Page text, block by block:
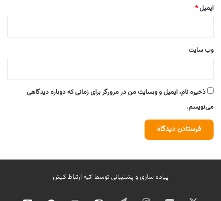
ایمیل*
وب‌ سایت
ذخیره نام، ایمیل و وبسایت من در مرورگر برای زمانی که دوباره دیدگاهی
می‌نویسم.
پیاده سازی و پشتیبانی توسطآتیه ارتباط کیش